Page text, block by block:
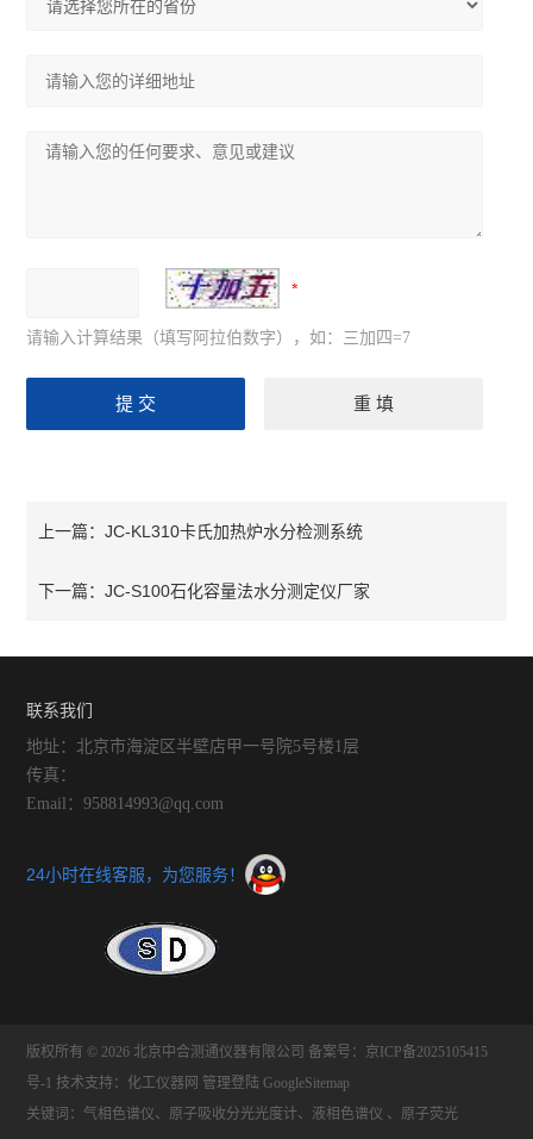
请输入计算结果（填写阿拉伯数字），如：三加四=7
上一篇：JC-KL310卡氏加热炉水分检测系统
下一篇：JC-S100石化容量法水分测定仪厂家
联系我们
地址：北京市海淀区半壁店甲一号院5号楼1层
传真：
Email：958814993@qq.com
24小时在线客服，为您服务！
版权所有 © 2026 北京中合测通仪器有限公司 备案号：京ICP备2025105415
号-1 技术支持： 化工仪器网 管理登陆 GoogleSitemap
关键词：气相色谱仪、原子吸收分光光度计、液相色谱仪 、原子荧光